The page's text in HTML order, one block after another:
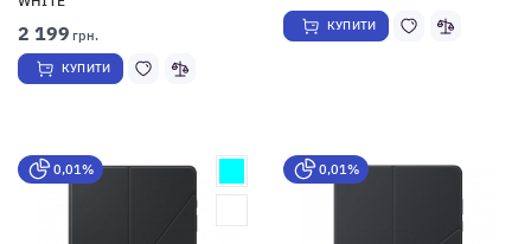
2 199 грн.
КУПИТИ
КУПИТИ
0,01% 0,01%